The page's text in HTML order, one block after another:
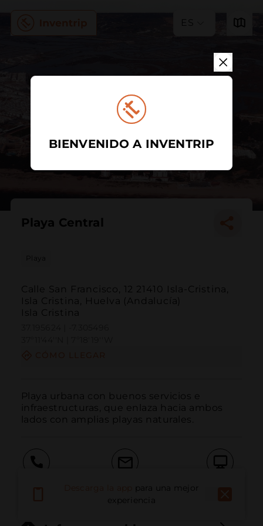
ES
Playa Central
Playa
Calle San Francisco, 12 21410 Isla-Cristina,
Isla Cristina, Huelva (Andalucía)
Isla Cristina
Playa urbana con buenos servicios e
infraestructuras, que enlaza hacia ambos
lados con amplias playas naturales.
Emailpara una mejor
experiencia
BIENVENIDO A INVENTRIP